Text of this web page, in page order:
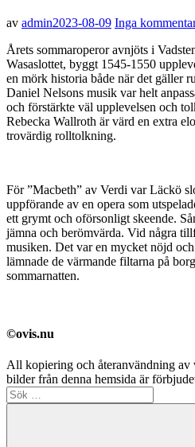
av admin2023-08-09 Inga
Årets sommaroperor avnjöts i
Wasaslottet, byggt 1545-1550
en mörk historia både när det gäller
Daniel Nelsons musik var helt
och förstärkte väl upplevelsen och
Rebecka Wallroth är värd en extra
trovärdig rolltolkning.
För ”Macbeth” av Verdi var Läckö
uppförande av en opera som
ett grymt och oförsonligt skeende.
jämna och berömvärda. Vid några
musiken. Det var en mycket nöjd
lämnade de värmande filtarna på
sommarnatten.
©ovis.nu
All kopiering och återanvändning av
bilder från denna hemsida är
Sök
efter: